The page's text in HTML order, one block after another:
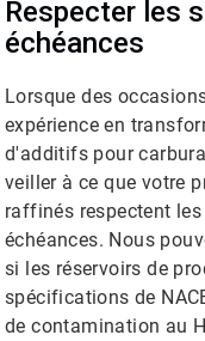
Respecter les
échéances
Lorsque des
expérience en
d'additifs pour
veiller à ce que votre
raffinés respectent
échéances. Nous
si les réservoirs de
spécifications de
de contamination au